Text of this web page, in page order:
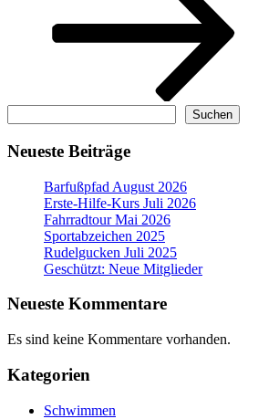
Suchen
Neueste Beiträge
Barfußpfad August 2026
Erste-Hilfe-Kurs Juli 2026
Fahrradtour Mai 2026
Sportabzeichen 2025
Rudelgucken Juli 2025
Geschützt: Neue Mitglieder
Neueste Kommentare
Es sind keine Kommentare vorhanden.
Kategorien
Schwimmen